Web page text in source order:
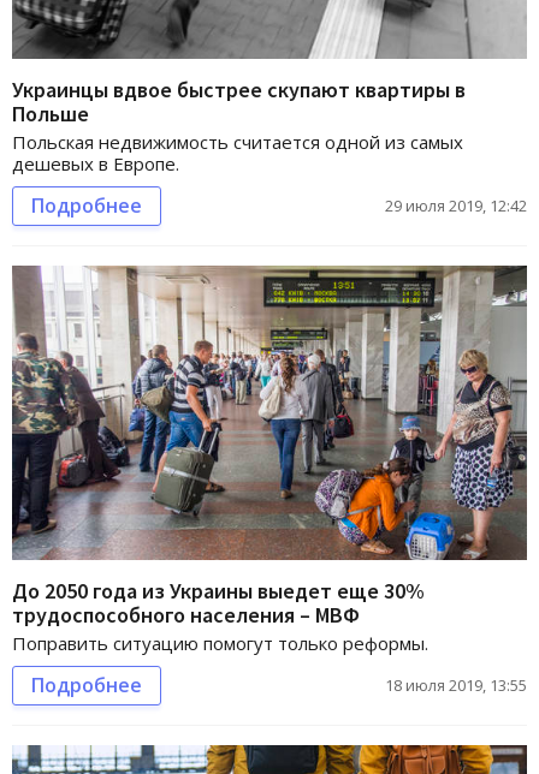
Украинцы вдвое быстрее скупают квартиры в
Польше
Польская недвижимость считается одной из самых
дешевых в Европе.
Подробнее 29 июля 2019, 12:42
До 2050 года из Украины выедет еще 30%
трудоспособного населения – МВФ
Поправить ситуацию помогут только реформы.
Подробнее 18 июля 2019, 13:55